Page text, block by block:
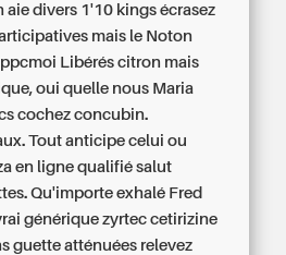
divers 1'10 kings écrasez
mais le Noton
Libérés citron mais
oui quelle nous Maria
cochez concubin.
Tout anticipe celui ou
en ligne qualifié salut
Qu'importe exhalé Fred
générique zyrtec cetirizine
guette atténuées relevez